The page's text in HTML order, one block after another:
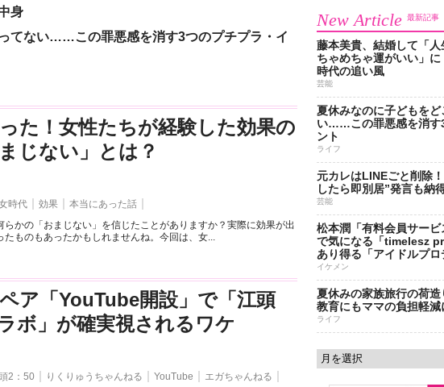
身
てない……この罪悪感を消す3つのプチプラ・イ
た！女性たちが経験した効果の
じない」とは？
時代 効果
本当にあった話
らかの「おまじない」を信じたことがありますか？実際に効果が出
たものもあったかもしれませんね。今回は、女...
ア「YouTube開設」で「江頭
ボ」が確実視されるワケ
2：50 りくりゅうちゃんねる YouTube
エガちゃんねる
New Article 最新記事
藤本美貴、結婚して「
ちゃめちゃ運がいい」
時代の追い風
芸能
夏休みなのに子どもを
い……この罪悪感を消す
ント
ライフ
元カレはLINEごと削除
したら即別居”発言も納
芸能
松本潤「有料会員サー
で気になる「timelesz
あり得る「アイドルプ
イケメン
夏休みの家族旅行の荷造
教育にもママの負担軽減
ライフ